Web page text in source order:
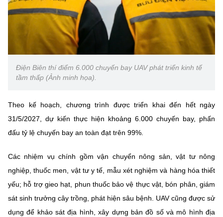
BỘ KHOA HỌC VÀ CÔNG NGHỆ
MINISTRY OF SCIENCE AND TECHNOLOGY
Chịu trách nhiệm nội dung: Nguyễn Thị Hải Hằng
Địa chỉ: Ban Biên tập Cổng TTĐT - 18 Nguyễn Du, TP. Hà Nội
Email:stc@mst.gov.vn
©2026 Bản quyền thuộc Bộ Khoa Học và Công Nghệ
(Ghi rõ nguồn "https://mst.gov.vn" khi phát hành lại thông tin từ
website này)
Điện Biên thí điểm 6.000 chuyến bay UAV phát triển kinh tế
tầm thấp (Ảnh minh họa).
Theo kế hoạch, chương trình được triển khai đến hết ngày
31/5/2027, dự kiến thực hiện khoảng 6.000 chuyến bay, phấn
đấu tỷ lệ chuyến bay an toàn đạt trên 99%.
Các nhiệm vụ chính gồm vận chuyển nông sản, vật tư nông
nghiệp, thuốc men, vật tư y tế, mẫu xét nghiệm và hàng hóa thiết
yếu; hỗ trợ gieo hạt, phun thuốc bảo vệ thực vật, bón phân, giám
sát sinh trưởng cây trồng, phát hiện sâu bệnh. UAV cũng được sử
dụng để khảo sát địa hình, xây dựng bản đồ số và mô hình địa